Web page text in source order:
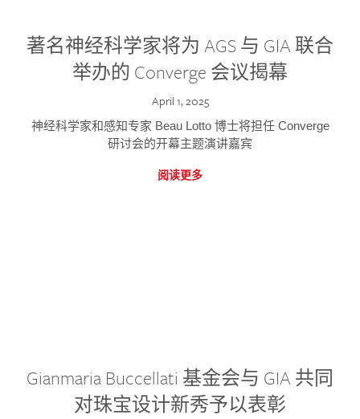
著名神经科学家将为 AGS 与 GIA 联合
举办的 Converge 会议揭幕
April 1, 2025
神经科学家和感知专家 Beau Lotto 博士将担任 Converge
研讨会的开幕主题演讲嘉宾
阅读更多
Gianmaria Buccellati 基金会与 GIA 共同
对珠宝设计新秀予以表彰